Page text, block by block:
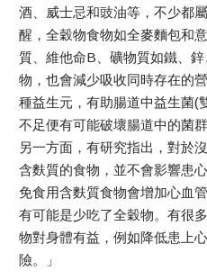
酒、威士忌和豉油等，不少都
醒，全穀物食物如全麥麵包和
質、維他命B、礦物質如鐵、
物，也會減少吸收同時存在的
種益生元，有助腸道中益生菌(
不足便有可能破壞腸道中的菌
另一方面，有研究指出，對於
含麩質的食物，並不會影響患
免食用含麩質食物會增加心血
有可能是少吃了全穀物。有很
物對身體有益，例如降低患上
險。」